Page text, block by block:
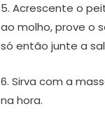
5. Acrescente o
ao molho, prove o
só então junte a
6. Sirva com a
na hora.